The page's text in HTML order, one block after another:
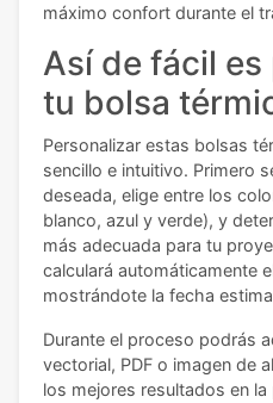
máximo confort durante el
Así de fácil
tu bolsa
Personalizar estas bolsas
sencillo e intuitivo. Primero
deseada, elige entre los
blanco, azul y verde), y
más adecuada para tu
calculará automáticamente
mostrándote la fecha
Durante el proceso podrás
vectorial, PDF o imagen de
los mejores resultados en